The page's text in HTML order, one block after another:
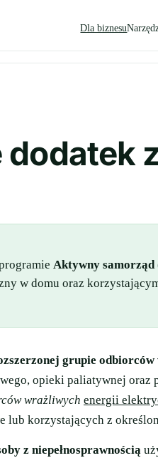
Dla biznesu
dodatek
Aktywny samorząd
w domu oraz
grupie
opieki paliatywnej
wrażliwych energii
lub korzystających z
z niepełnosprawnością